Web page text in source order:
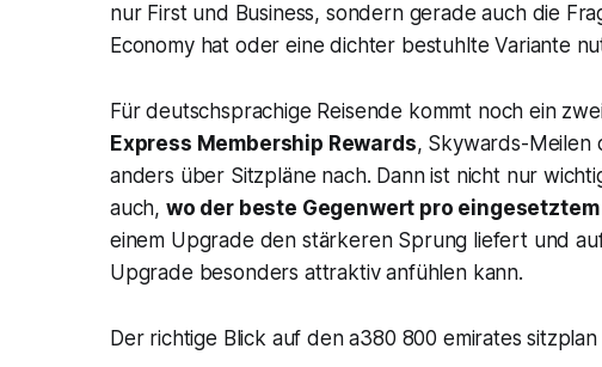
nur First und Business, sondern gerade auch die
Economy hat oder eine dichter bestuhlte Variante
Für deutschsprachige Reisende kommt noch ein
Express Membership Rewards, Skywards-Meilen
anders über Sitzpläne nach. Dann ist nicht nur
auch, wo der beste Gegenwert pro
einem Upgrade den stärkeren Sprung liefert und
Upgrade besonders attraktiv anfühlen kann.
Der richtige Blick auf den a380 800 emirates